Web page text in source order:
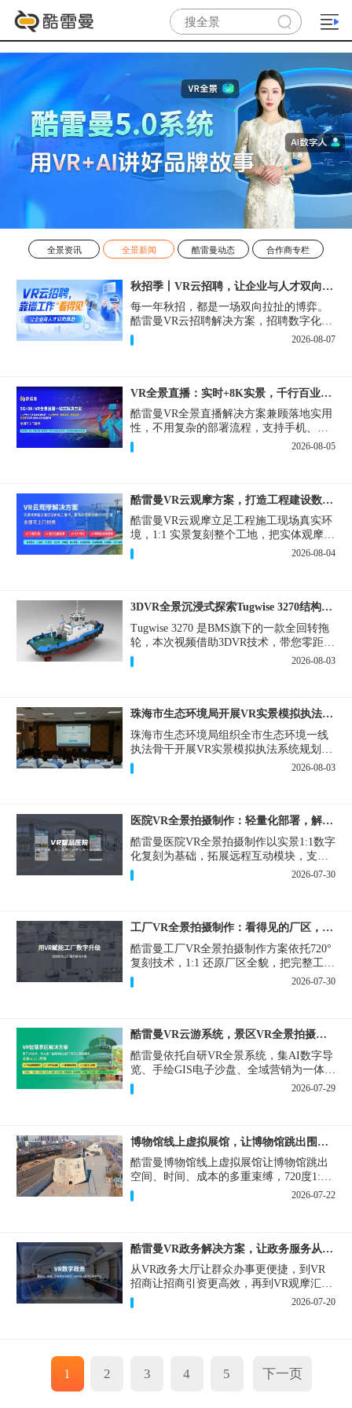
全景资讯 全景新闻 酷雷曼动态 合作商专栏
秋招季丨VR云招聘，让企业与人才双向奔赴！
每一年秋招，都是一场双向拉扯的博弈。
酷雷曼VR云招聘解决方案，招聘数字化的
实用工具，告别“信息博弈”，真正实现企
业与人才双向奔赴。
2026-08-07
VR全景直播：实时+8K实景，千行百业的数字化利器
酷雷曼VR全景直播解决方案兼顾落地实用
性，不用复杂的部署流程，支持手机、网
页多端访问，解决各行各业 “看得见、信
得过、降成本、提转化” 的实际难题。
2026-08-05
酷雷曼VR云观摩方案，打造工程建设数字化观摩新范式
酷雷曼VR云观摩立足工程施工现场真实环
境，1:1 实景复刻整个工地，把实体观摩会
完整搬到云端线上，兼顾线下实体观摩与
线上云观摩双重需求，为施工单位、建设
2026-08-04
3DVR全景沉浸式探索Tugwise 3270结构一览
Tugwise 3270 是BMS旗下的一款全回转拖
轮，本次视频借助3DVR技术，带您零距离
透视这艘拖轮的内外构造，沉浸式探索每
一处细节。
2026-08-03
珠海市生态环境局开展VR实景模拟执法专题培训
珠海市生态环境局组织全市生态环境一线
执法骨干开展VR实景模拟执法系统规划建
设和教学培训，持续推进科技赋能生态环
境执法，夯实队伍办案“基本功”。
2026-08-03
医院VR全景拍摄制作：轻量化部署，解决医患真实痛点
酷雷曼医院VR全景拍摄制作以实景1:1数字
化复刻为基础，拓展远程互动模块，支持
定制，轻量化搭建部署，可挂载在公众
号、官网等线上平台。
2026-07-30
工厂VR全景拍摄制作：看得见的厂区，省下来的成本
酷雷曼工厂VR全景拍摄制作方案依托720°
复刻技术，1:1 还原厂区全貌，把完整工厂
搬进手机、电脑大屏，既是工厂对外拓客
的数字化名片，也是内部管理、人员培训
2026-07-30
酷雷曼VR云游系统，景区VR全景拍摄制作一站式落地
酷雷曼依托自研VR全景系统，集AI数字导
览、手绘GIS电子沙盘、全域营销为一体，
打造从VR全景拍摄制作到成熟VR云游落
地案例。
2026-07-29
博物馆线上虚拟展馆，让博物馆跳出围墙让历史随处可及
酷雷曼博物馆线上虚拟展馆让博物馆跳出
空间、时间、成本的多重束缚，720度1:1
实景复刻的VR数字展厅，已经成为博物馆
数字化刚需新基建。
2026-07-22
酷雷曼VR政务解决方案，让政务服务从“看得见”开始
从VR政务大厅让群众办事更便捷，到VR
招商让招商引资更高效，再到VR观摩汇报
让政务成果更直观，酷雷曼VR政务解决方
案，解锁政务服务新体验，让服务从“看得
2026-07-20
1 2 3 4 5 下一页